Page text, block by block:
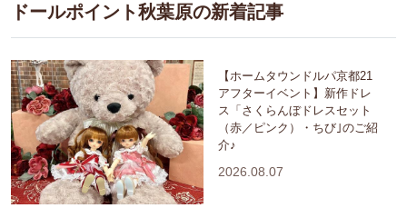
ドールポイント秋葉原の新着記事
【ホームタウンドルパ京都21
アフターイベント】新作ドレ
ス「さくらんぼドレスセット
（赤／ピンク）・ちび｣のご紹
介♪
2026.08.07